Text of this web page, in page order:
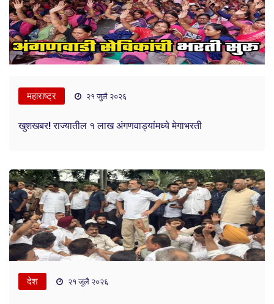
महाराष्ट्र २१ जुलै २०२६
खुशखबर! राज्यातील १ लाख अंगणवाड्यांमध्ये मेगाभरती
देश २१ जुलै २०२६